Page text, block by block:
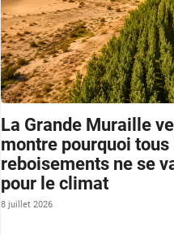
La Grande Muraille
montre pourquoi tous
reboisements ne se
pour le climat
8 juillet 2026